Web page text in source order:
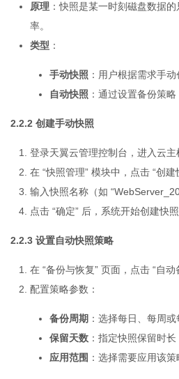
原理 ：快照是某一时刻磁盘数据
率。
类型 ：
手动快照 ：用户根据需求手
自动快照 ：通过设置备份策
2.2.2 创建手动快照
登录天翼云管理控制台，进入云主
在 “快照管理” 模块中，点击 “创
输入快照名称（如
点击 “确定” 后，系统开始创建快
2.2.3 设置自动快照策略
在 “备份与恢复” 页面，点击 “自
配置策略参数：
备份周期 ：选择每日、每周
保留天数 ：指定快照保留时
应用范围 ：选择需要应用该